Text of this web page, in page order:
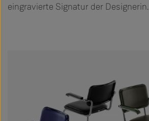
eingravierte Signatur der Designerin.